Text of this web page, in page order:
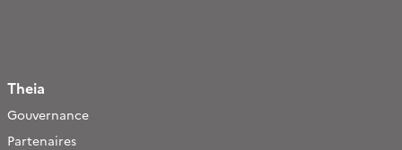
Theia
Gouvernance
Partenaires